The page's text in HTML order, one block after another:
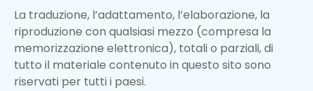
La traduzione, l’adattamento, l’elaborazione, la
riproduzione con qualsiasi mezzo (compresa la
memorizzazione elettronica), totali o parziali, di
tutto il materiale contenuto in questo sito sono
riservati per tutti i paesi.